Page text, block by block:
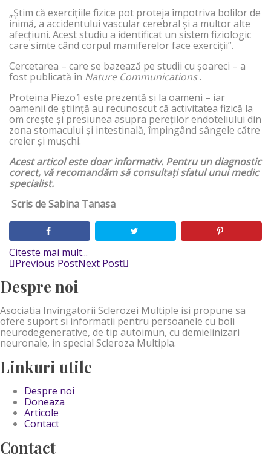
„Știm că exercițiile fizice pot proteja împotriva bolilor de
inimă, a accidentului vascular cerebral și a multor alte
afecțiuni. Acest studiu a identificat un sistem fiziologic
care simte când corpul mamiferelor face exerciții”.
Cercetarea – care se bazează pe studii cu șoareci – a
fost publicată în Nature Communications.
Proteina Piezo1 este prezentă și la oameni – iar
oamenii de știință au recunoscut că activitatea fizică la
om crește și presiunea asupra pereților endoteliului din
zona stomacului și intestinală, împingând sângele către
creier și mușchi.
Acest articol este doar informativ. Pentru un diagnostic
corect, vă recomandăm să consultați sfatul unui medic
specialist.
Scris de Sabina Tanasa
Citeste mai mult...
Previous PostNext Post
Despre noi
Asociatia Invingatorii Sclerozei Multiple isi propune sa
ofere suport si informatii pentru persoanele cu boli
neurodegenerative, de tip autoimun, cu demielinizari
neuronale, in special Scleroza Multipla.
Linkuri utile
Despre noi
Doneaza
Articole
Contact
Contact